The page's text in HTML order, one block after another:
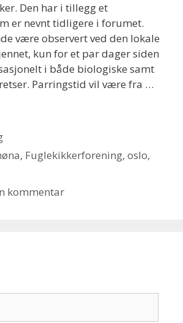
Den har i tillegg et
er nevnt tidligere i forumet.
være observert ved den lokale
kun for et par dager siden
i både biologiske samt
Parringstid vil være fra …
, Fuglekikkerforening,oslo,
kommentar